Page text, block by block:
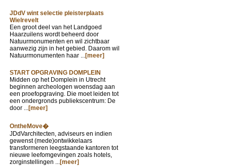
JDdV wint selectie pleisterplaats
Wielrevelt
Een groot deel van het Landgoed
Haarzuilens wordt beheerd door
Natuurmonumenten en wil zichtbaar
aanwezig zijn in het gebied. Daarom wil
Natuurmonumenten haar ...[meer]
START OPGRAVING DOMPLEIN
Midden op het Domplein in Utrecht
beginnen archeologen woensdag aan
een proefopgraving. Die moet leiden tot
een ondergronds publiekscentrum: De
door ...[meer]
OntheMove�
JDdVarchitecten, adviseurs en indien
gewenst (mede)ontwikkelaars
transformeren leegstaande kantoren tot
nieuwe leefomgevingen zoals hotels,
zorginstellingen ...[meer]